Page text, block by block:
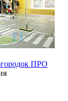
ПРО